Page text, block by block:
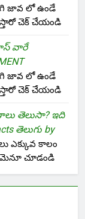
జావ లో ఉండే
చెక్ చేయండి
వారే
జావ లో ఉండే
చెక్ చేయండి
తెలుసా? ఇది
తెలుగు by
ఎక్కువ కాలం
చూడండి